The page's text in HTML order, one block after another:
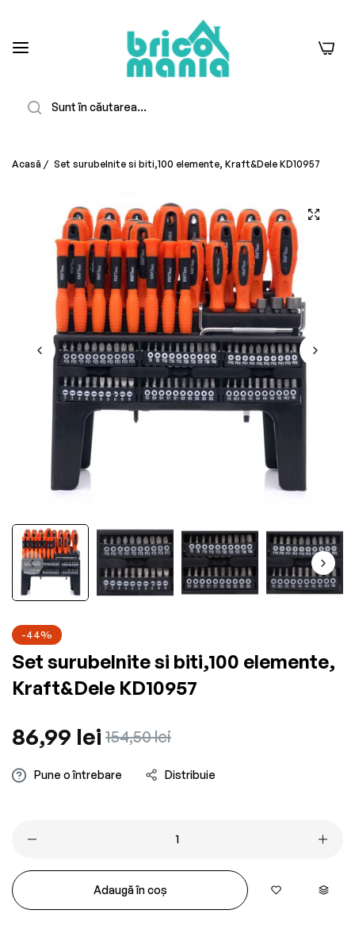
0
Acasă / Set surubelnite si biti,100 elemente, Kraft&Dele KD10957
-44%
Set surubelnite si biti,100 elemente,
Kraft&Dele KD10957
Preț
obișnuit
86,99 lei Preț
redus
154,50 lei
Pune o întrebare Distribuie
Adaugă în coș